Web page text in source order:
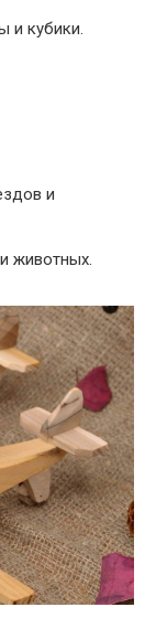
и кубики.
и
животных.